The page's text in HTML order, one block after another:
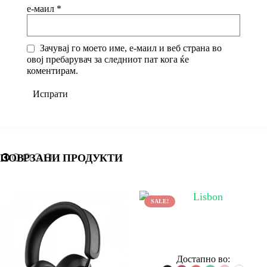
е-маил *
Зачувај го моето име, е-маил и веб страна во
овој пребарувач за следниот пат кога ќе
коментирам.
ПОВРЗАНИ ПРОДУКТИ
SALE!
Достапно во: